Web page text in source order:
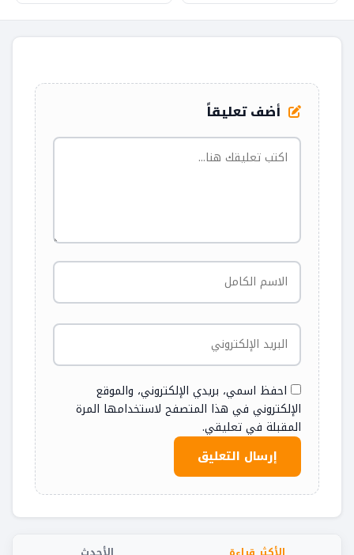
أضف تعليقاً
احفظ اسمي، بريدي الإلكتروني، والموقع
الإلكتروني في هذا المتصفح لاستخدامها المرة
المقبلة في تعليقي.